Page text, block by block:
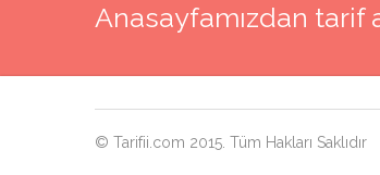
Anasayfamızdan
© Tarifii.com 2015. Tüm Hakları Saklıdır